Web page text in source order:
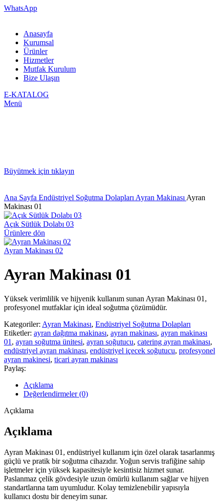
WhatsApp
Anasayfa
Kurumsal
Ürünler
Hizmetler
Mutfak Kurulum
Bize Ulaşın
E-KATALOG
Menü
Büyütmek için tıklayın
Ana Sayfa Endüstriyel Soğutma Dolapları Ayran Makinası Ayran
Makinası 01
Açık Sütlük Dolabı 03
Ürünlere dön
Ayran Makinası 02
Ayran Makinası 01
Yüksek verimlilik ve hijyenik kullanım sunan Ayran Makinası 01,
profesyonel mutfaklar için ideal soğutma çözümüdür.
Kategoriler: Ayran Makinası, Endüstriyel Soğutma Dolapları
Etiketler: ayran dağıtma makinası, ayran makinası, ayran makinası
01 , ayran soğutma ünitesi, ayran soğutucu, catering ayran makinası,
endüstriyel ayran makinası, endüstriyel içecek soğutucu, profesyonel
ayran makinesi, ticari ayran makinası
Paylaş:
Açıklama
Değerlendirmeler (0)
Açıklama
Açıklama
Ayran Makinası 01, endüstriyel kullanım için özel olarak tasarlanmış
güçlü ve pratik bir soğutma cihazıdır. Yoğun servis trafiğine sahip
işletmeler için yüksek kapasitesiyle kesintisiz hizmet sunar.
Paslanmaz çelik gövdesiyle uzun ömürlü kullanım sağlar ve hijyen
standartlarına tam uyumludur. Kolay temizlenebilir yapısıyla
kullanıcı dostu bir deneyim sunar.